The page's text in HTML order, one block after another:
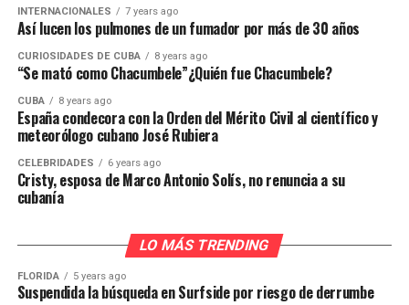
INTERNACIONALES 7 years ago
Así lucen los pulmones de un fumador por más de 30 años
CURIOSIDADES DE CUBA 8 years ago
“Se mató como Chacumbele”¿Quién fue Chacumbele?
CUBA 8 years ago
España condecora con la Orden del Mérito Civil al científico y
meteorólogo cubano José Rubiera
CELEBRIDADES 6 years ago
Cristy, esposa de Marco Antonio Solís, no renuncia a su
cubanía
LO MÁS TRENDING
FLORIDA 5 years ago
Suspendida la búsqueda en Surfside por riesgo de derrumbe